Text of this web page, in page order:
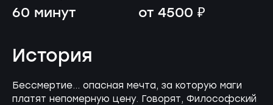
60 минут от 4500 ₽
История
Бессмертие... опасная мечта, за которую маги
платят непомерную цену. Говорят, Философский